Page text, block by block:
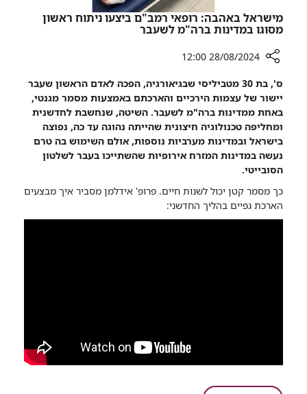
חודשים
מישראל באהבה: רופאי רמב"ם ביצעו ניתוח ראשון
מסוגו במדינות ברה"מ לשעבר
שיתוף
מישראל
באהבה:
רופאי
רמב"ם
ביצעו
ניתוח
ראשון
מסוגו
במדינות
28/08/2024 12:00
ס', בת 30 מטביליסי שבגיאורגיה, הפכה לאדם הראשון שעבר
יישור של עצמות הירכיים והארכתם באמצעות מסמר מגנטי,
באחת ממדינות ברה"מ לשעבר. השיטה, שנחשבת לחדשנית
ומחליפה טכנולוגיה חיצונית שהייתה נהוגה עד כה, נפוצה
בישראל ובמדינות מערביות נוספות, אולם השימוש בה טרם
נעשה במדינות המזרח אירופיות שהשתייכו בעבר לשלטון
הסובייטי.
כך מסמר קטן יכול לשנות חיים. פרופ' אידלמן מסביר איך מבצעים
הארכת גפיים בהליך החדשני: